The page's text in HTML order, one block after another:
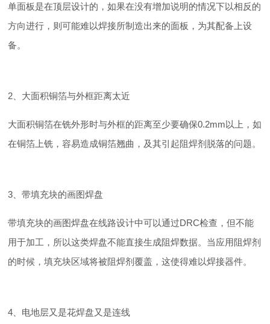
单面板是在顶层设计的，如果在没有增加说明的情况下以相反的
方向进行，则可能难以焊接所制造出来的面板，为其配备上设
备。
2、大面积铜箔与外框距离太近
大面积铜箔在铣外形时与外框的距离至少要确保0.2mm以上，如
在铜箔上铣，容易造成铜箔翘曲，及其引起阻焊剂脱落的问题。
3、带填充块的画图焊盘
带填充块的画图焊盘在线路设计中可以通过DRC检查，但不能
用于加工，所以这类焊盘不能直接生成阻焊数据。当应用阻焊剂
的时候，填充块区域将被阻焊剂覆盖，这使得难以焊接器件。
4、电地层又是花焊盘又是连线